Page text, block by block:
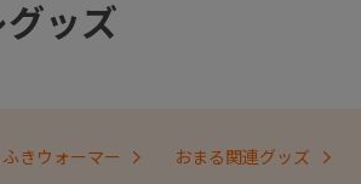
ッズ
きウォーマー おまる関連グッズ